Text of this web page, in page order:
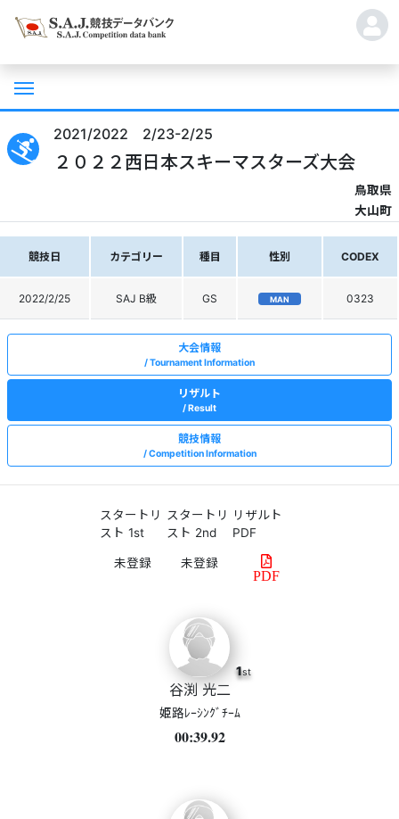
2021/2022 2/23-2/25
２０２２西日本スキーマスターズ大会
鳥取県
大山町
競技日 カテゴリー 種目 性別 CODEX
2022/2/25 SAJ B級 GS MAN 0323
大会情報
Tournament Information
リザルト
Result
競技情報
Competition Information
スタートリ
スト 1st
スタートリ
スト 2nd
リザルト
PDF
PDF
1st
谷渕 光二
姫路ﾚｰｼﾝｸﾞﾁｰﾑ
00:39.92